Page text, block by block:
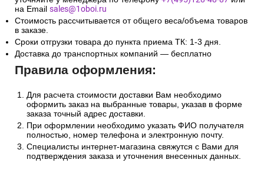
на Email sales@1oboi.ru
Стоимость рассчитывается от общего веса/объема товаров
в заказе.
Сроки отгрузки товара до пункта приема ТК: 1-3 дня.
Доставка до транспортных компаний — бесплатно
Правила оформления:
Для расчета стоимости доставки Вам необходимо
оформить заказ на выбранные товары, указав в форме
заказа точный адрес доставки.
При оформлении необходимо указать ФИО получателя
полностью, номер телефона и электронную почту.
Специалисты интернет-магазина свяжутся с Вами для
подтверждения заказа и уточнения внесенных данных.